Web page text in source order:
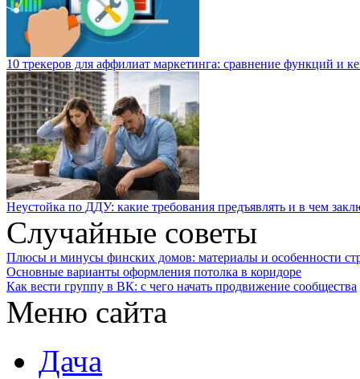
10 трекеров для аффилиат маркетинга: сравнение функций и
Неустойка по ДДУ: какие требования предъявлять и в чем
Случайные советы
Плюсы и минусы финских домов: материалы и особенности
Основные варианты оформления потолка в коридоре
Как вести группу в ВК: с чего начать продвижение сообщества
Меню сайта
Дача